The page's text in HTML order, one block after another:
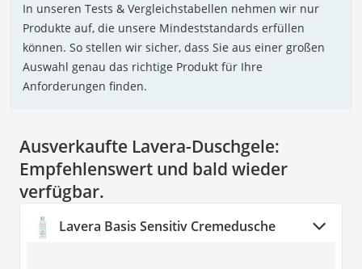
In unseren Tests & Vergleichstabellen nehmen wir nur
Produkte auf, die unsere Mindeststandards erfüllen
können. So stellen wir sicher, dass Sie aus einer großen
Auswahl genau das richtige Produkt für Ihre
Anforderungen finden.
Ausverkaufte Lavera-Duschgele:
Empfehlenswert und bald wieder
verfügbar.
Lavera Basis Sensitiv Cremedusche